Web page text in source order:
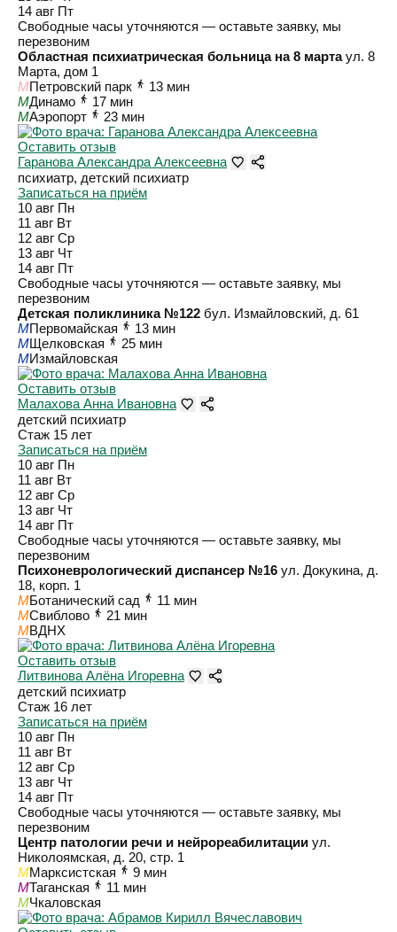
14 авг Пт
Свободные часы уточняются — оставьте заявку, мы
перезвоним
Областная психиатрическая больница на 8 марта ул. 8
Марта, дом 1
MПетровский парк
13 мин
MДинамо
17 мин
MАэропорт
23 мин
Оставить отзыв
Гаранова Александра Алексеевна
психиатр, детский психиатр
Записаться на приём
10 авг Пн
11 авг Вт
12 авг Ср
13 авг Чт
14 авг Пт
Свободные часы уточняются — оставьте заявку, мы
перезвоним
Детская поликлиника №122 бул. Измайловский, д. 61
MПервомайская
13 мин
MЩелковская
25 мин
MИзмайловская
Оставить отзыв
Малахова Анна Ивановна
детский психиатр
Стаж 15 лет
Записаться на приём
10 авг Пн
11 авг Вт
12 авг Ср
13 авг Чт
14 авг Пт
Свободные часы уточняются — оставьте заявку, мы
перезвоним
Психоневрологический диспансер №16 ул. Докукина, д.
18, корп. 1
MБотанический сад
11 мин
MСвиблово
21 мин
MВДНХ
Оставить отзыв
Литвинова Алёна Игоревна
детский психиатр
Стаж 16 лет
Записаться на приём
10 авг Пн
11 авг Вт
12 авг Ср
13 авг Чт
14 авг Пт
Свободные часы уточняются — оставьте заявку, мы
перезвоним
Центр патологии речи и нейрореабилитации ул.
Николоямская, д. 20, стр. 1
MМарксистская
9 мин
MТаганская
11 мин
MЧкаловская